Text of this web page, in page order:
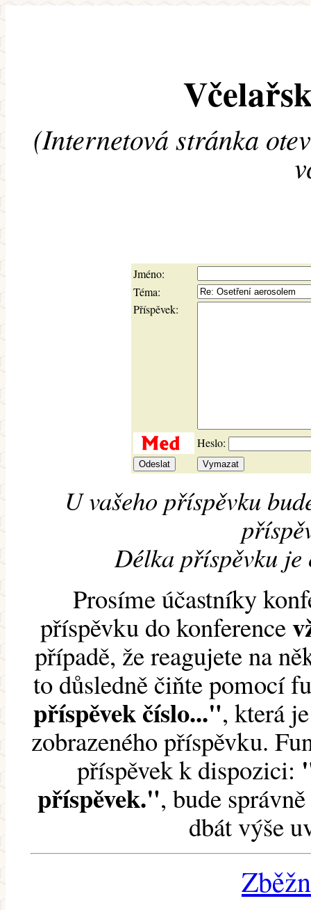
(Internetová stránka
Jméno:
Téma:
Příspěvek:
Heslo:
U vašeho příspěvku
Délka příspěvku je
Prosíme účastníky
příspěvku do konference
případě, že reagujete na
to důsledně čiňte pomocí
příspěvek číslo...", která
zobrazeného příspěvku.
příspěvek k dispozici:
příspěvek.", bude
dbát výše